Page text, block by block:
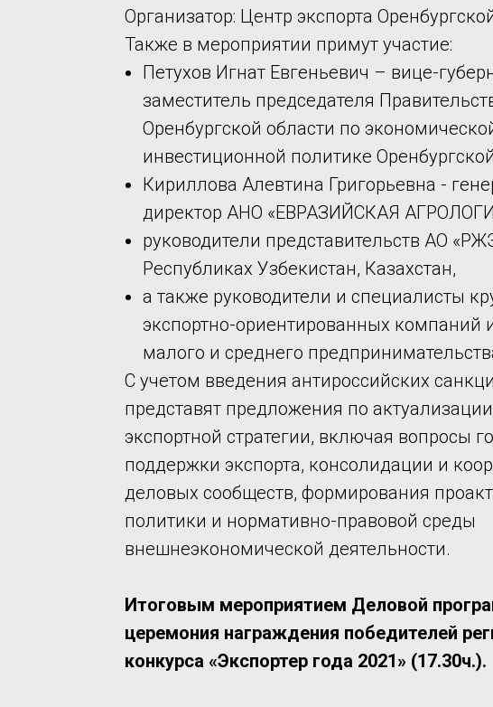
Организатор: Центр экспорта
Также в мероприятии примут участие:
Петухов Игнат Евгеньевич – вице-
заместитель председателя
Оренбургской области по
инвестиционной политике
Кириллова Алевтина Григорьевна -
директор АНО «ЕВРАЗИЙСКАЯ
руководители представительств АО
Республиках Узбекистан, Казахстан,
а также руководители и специалисты
экспортно-ориентированных компаний
малого и среднего
С учетом введения антироссийских
представят предложения по
экспортной стратегии, включая вопросы
поддержки экспорта, консолидации и
деловых сообществ, формирования
политики и нормативно-правовой среды
внешнеэкономической деятельности.
Итоговым мероприятием Деловой
церемония награждения победителей
конкурса «Экспортер года 2021» (17.30ч.).